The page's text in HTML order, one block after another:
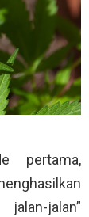
pertama,
jalan”